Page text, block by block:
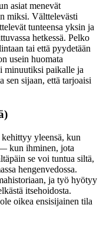
asiat menevät
miksi. Välttelevästi
tunteensa yksin ja
hetkessä. Pelko
tai että pyydetään
usein huomata
minuutiksi paikalle ja
sen sijaan, että tarjoaisi
yleensä, kun
kun ihminen, jota
se voi tuntua siltä,
hengenvedossa.
ja työ hyötyy
itsehoidosta.
oikea ensisijainen tila